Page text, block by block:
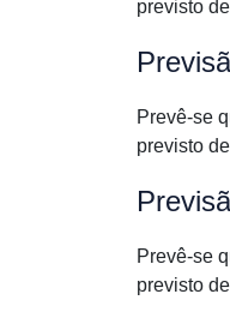
previsto
Prevê-se
previsto
Prevê-se
previsto